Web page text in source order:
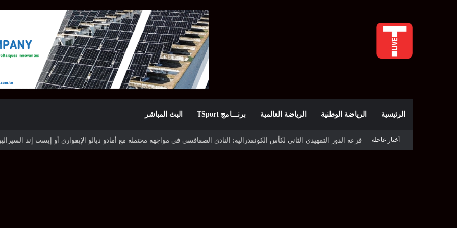
الرئيسية الرياضة الوطنية الرياضة العالمية برنـــامج TSport البث المباشر
أخبار عاجلة قرعة كأس الكونفدرالية: النادي الصفاقسي يواجه شوتينغ ستارز النيجيري وترجي جرجيس يصطدم بديامبارس السنغالي